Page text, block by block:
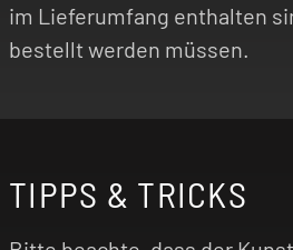
im Lieferumfang enthalten
bestellt werden müssen.
TIPPS & TRICKS